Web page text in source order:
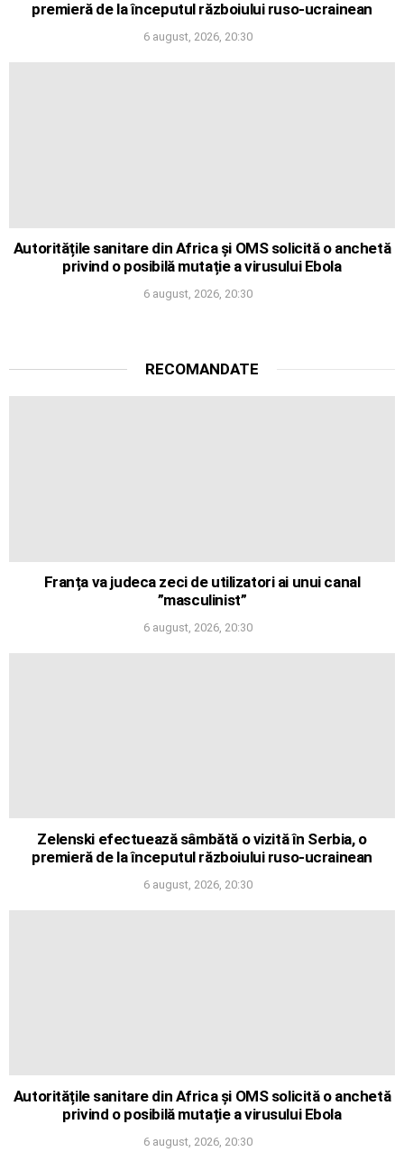
premieră de la începutul războiului ruso-ucrainean
6 august, 2026, 20:30
Autoritățile sanitare din Africa și OMS solicită o anchetă
privind o posibilă mutație a virusului Ebola
6 august, 2026, 20:30
RECOMANDATE
Franța va judeca zeci de utilizatori ai unui canal
”masculinist”
6 august, 2026, 20:30
Zelenski efectuează sâmbătă o vizită în Serbia, o
premieră de la începutul războiului ruso-ucrainean
6 august, 2026, 20:30
Autoritățile sanitare din Africa și OMS solicită o anchetă
privind o posibilă mutație a virusului Ebola
6 august, 2026, 20:30